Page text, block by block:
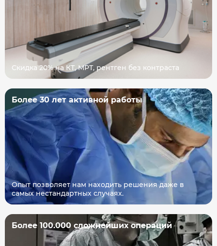
Скидка 20% на КТ, МРТ, рентген без контраста
Более 30 лет активной работы
Опыт позволяет нам находить решения даже в
самых нестандартных случаях.
Более 100.000 сложнейших операций